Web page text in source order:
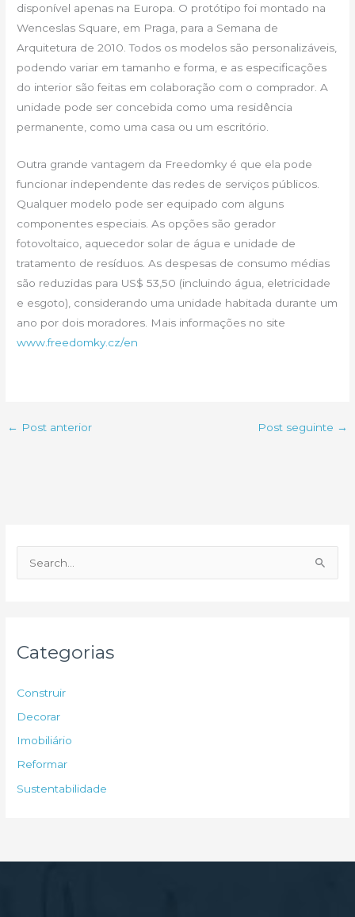
disponível apenas na Europa. O protótipo foi montado na
Wenceslas Square, em Praga, para a Semana de
Arquitetura de 2010. Todos os modelos são personalizáveis,
podendo variar em tamanho e forma, e as especificações
do interior são feitas em colaboração com o comprador. A
unidade pode ser concebida como uma residência
permanente, como uma casa ou um escritório.
Outra grande vantagem da Freedomky é que ela pode
funcionar independente das redes de serviços públicos.
Qualquer modelo pode ser equipado com alguns
componentes especiais. As opções são gerador
fotovoltaico, aquecedor solar de água e unidade de
tratamento de resíduos. As despesas de consumo médias
são reduzidas para US$ 53,50 (incluindo água, eletricidade
e esgoto), considerando uma unidade habitada durante um
ano por dois moradores. Mais informações no site
www.freedomky.cz/en
← Post anterior Post seguinte →
e
p
o
r
Categorias
Construir
Decorar
Imobiliário
Reformar
Sustentabilidade